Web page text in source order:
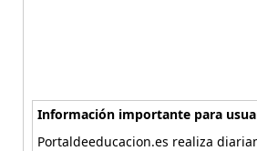
Información importante para
Portaldeeducacion.es realiza